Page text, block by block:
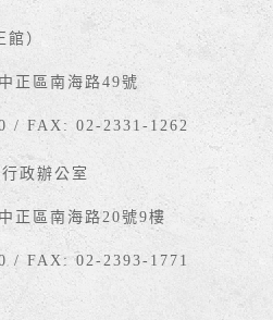
）
正區南海路49號
/ FAX: 02-2331-1262
政辦公室
正區南海路20號9樓
/ FAX: 02-2393-1771